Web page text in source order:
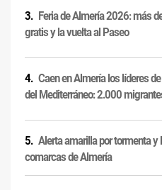
Feria de Almería 2026: más
gratis y la vuelta al Paseo
Caen en Almería los líderes
del Mediterráneo: 2.000
Alerta amarilla por tormenta y
comarcas de Almería